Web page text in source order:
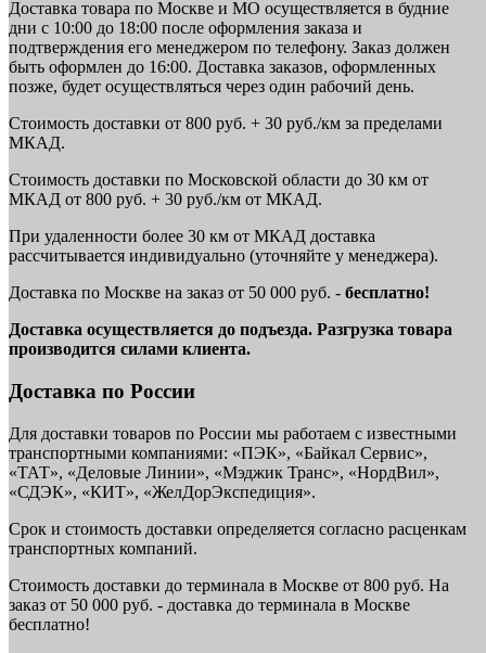
Доставка товара по Москве и МО осуществляется в будние
дни с 10:00 до 18:00 после оформления заказа и
подтверждения его менеджером по телефону. Заказ должен
быть оформлен до 16:00. Доставка заказов, оформленных
позже, будет осуществляться через один рабочий день.
Стоимость доставки от 800 руб. + 30 руб./км за пределами
МКАД.
Стоимость доставки по Московской области до 30 км от
МКАД от 800 руб. + 30 руб./км от МКАД.
При удаленности более 30 км от МКАД доставка
рассчитывается индивидуально (уточняйте у менеджера).
Доставка по Москве на заказ от 50 000 руб. - бесплатно!
Доставка осуществляется до подъезда. Разгрузка товара
производится силами клиента.
Доставка по России
Для доставки товаров по России мы работаем с известными
транспортными компаниями: «ПЭК», «Байкал Сервис»,
«ТАТ», «Деловые Линии», «Мэджик Транс», «НордВил»,
«СДЭК», «КИТ», «ЖелДорЭкспедиция».
Срок и стоимость доставки определяется согласно расценкам
транспортных компаний.
Стоимость доставки до терминала в Москве от 800 руб. На
заказ от 50 000 руб. - доставка до терминала в Москве
бесплатно!